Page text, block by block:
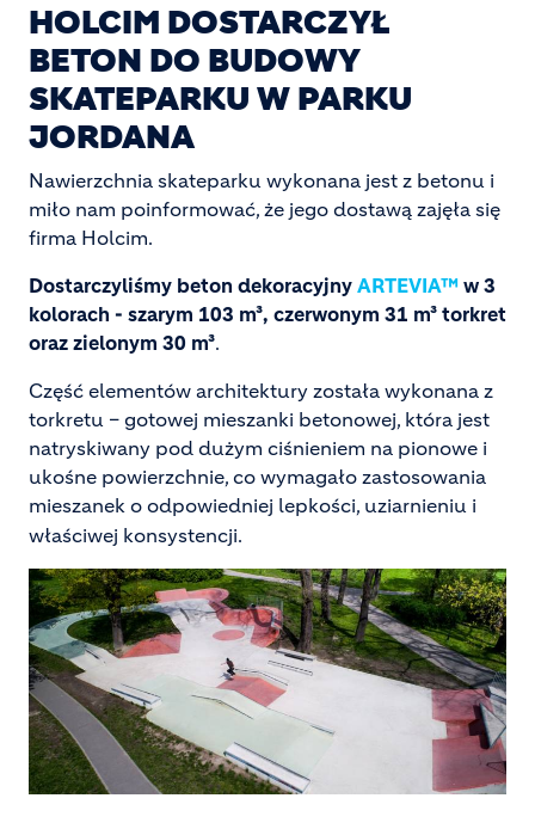
HOLCIM DOSTARCZYŁ
BETON DO BUDOWY
SKATEPARKU W PARKU
JORDANA
Nawierzchnia skateparku wykonana jest z betonu i
miło nam poinformować, że jego dostawą zajęła się
firma Holcim.
Dostarczyliśmy beton dekoracyjny ARTEVIA™ w 3
kolorach - szarym 103 m³, czerwonym 31 m³ torkret
oraz zielonym 30 m³.
Część elementów architektury została wykonana z
torkretu – gotowej mieszanki betonowej, która jest
natryskiwany pod dużym ciśnieniem na pionowe i
ukośne powierzchnie, co wymagało zastosowania
mieszanek o odpowiedniej lepkości, uziarnieniu i
właściwej konsystencji.